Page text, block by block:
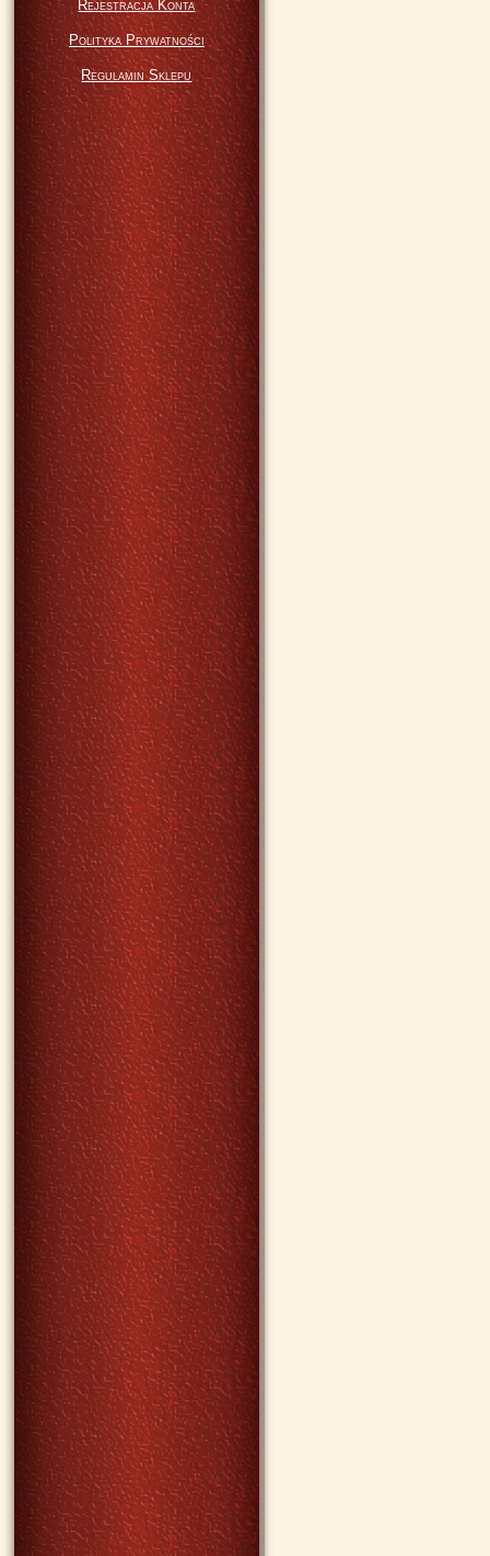
Rejestracja Konta
Polityka Prywatności
Regulamin Sklepu